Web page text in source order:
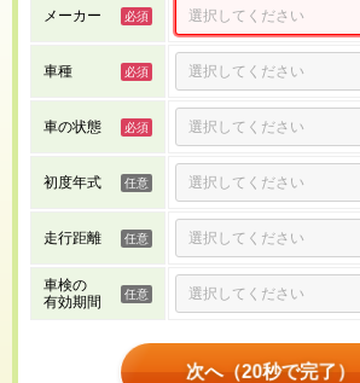
メーカー
車種
車の状態
初度年式
走行距離
車検の
有効期間
次へ（20秒で完了）